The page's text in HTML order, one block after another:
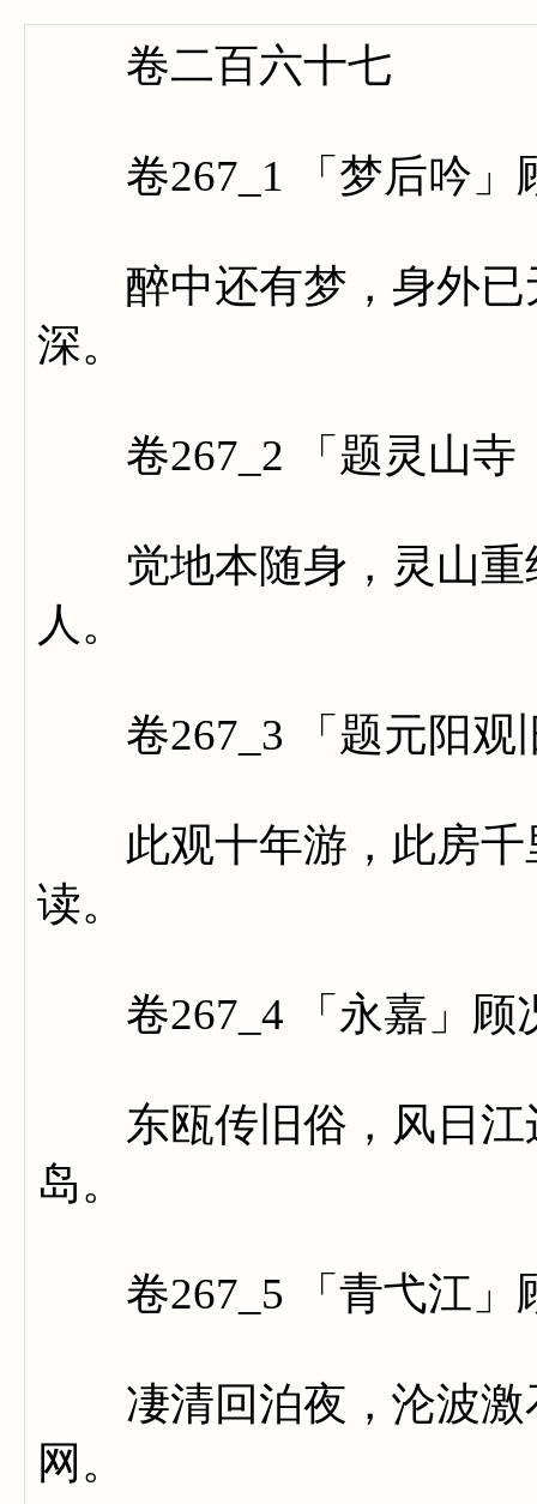
卷二百六十七
卷267_1 「梦后吟」
醉中还有梦，身外已
深。
卷267_2 「题灵山寺
觉地本随身，灵山重
人。
卷267_3 「题元阳观
此观十年游，此房千
读。
卷267_4 「永嘉」顾
东瓯传旧俗，风日江
岛。
卷267_5 「青弋江」
凄清回泊夜，沦波激
网。